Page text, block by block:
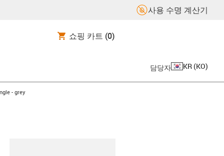
사용 수명 계산기
쇼핑 카트 (0)
담당자 KR (KO)
- grey